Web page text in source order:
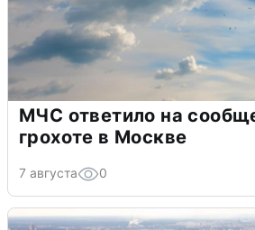
МЧС ответило на
грохоте в Москве
7 августа 0